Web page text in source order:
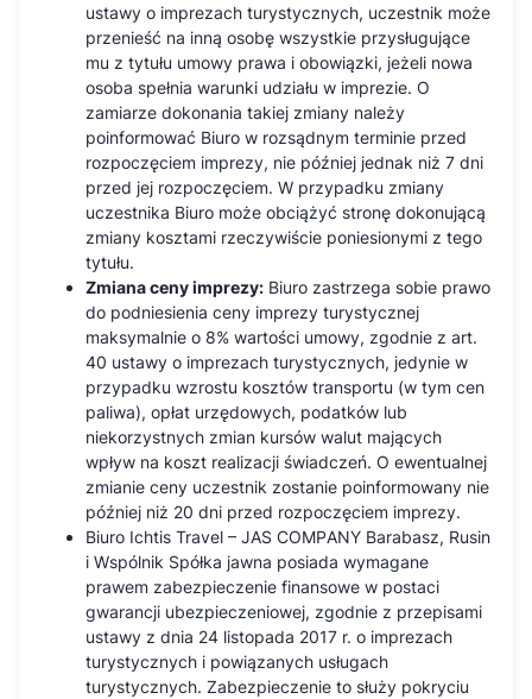
ustawy o imprezach turystycznych, uczestnik może
przenieść na inną osobę wszystkie przysługujące
mu z tytułu umowy prawa i obowiązki, jeżeli nowa
osoba spełnia warunki udziału w imprezie. O
zamiarze dokonania takiej zmiany należy
poinformować Biuro w rozsądnym terminie przed
rozpoczęciem imprezy, nie później jednak niż 7 dni
przed jej rozpoczęciem. W przypadku zmiany
uczestnika Biuro może obciążyć stronę dokonującą
zmiany kosztami rzeczywiście poniesionymi z tego
tytułu.
Zmiana ceny imprezy: Biuro zastrzega sobie prawo
do podniesienia ceny imprezy turystycznej
maksymalnie o 8% wartości umowy, zgodnie z art.
40 ustawy o imprezach turystycznych, jedynie w
przypadku wzrostu kosztów transportu (w tym cen
paliwa), opłat urzędowych, podatków lub
niekorzystnych zmian kursów walut mających
wpływ na koszt realizacji świadczeń. O ewentualnej
zmianie ceny uczestnik zostanie poinformowany nie
później niż 20 dni przed rozpoczęciem imprezy.
Biuro Ichtis Travel – JAS COMPANY Barabasz, Rusin
i Wspólnik Spółka jawna posiada wymagane
prawem zabezpieczenie finansowe w postaci
gwarancji ubezpieczeniowej, zgodnie z przepisami
ustawy z dnia 24 listopada 2017 r. o imprezach
turystycznych i powiązanych usługach
turystycznych. Zabezpieczenie to służy pokryciu